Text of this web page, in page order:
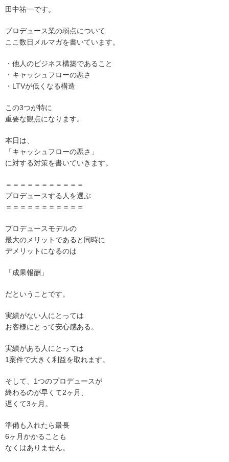
田中祐一です。
プロデュース業の弱点について
ここ数日メルマガを書いています。
・他人のビジネス構築であること
・キャッシュフローの悪さ
・LTVが低くなる構造
この3つが特に
重要な観点になります。
本日は、
「キャッシュフローの悪さ」
に対する対策を書いていきます。
＝＝＝＝＝＝＝＝＝＝＝
プロデュースする人を選ぶ
＝＝＝＝＝＝＝＝＝＝＝
プロデュースモデルの
最大のメリットであると同時に
デメリットになるのは
「成果報酬」
だということです。
実績がない人にとっては
お客様にとって安心感ある。
実績がある人にとっては
1案件で大きく利益を取れます。
そして、1つのプロデュースが
終わるのが早くて2ヶ月、
遅くて3ヶ月。
準備も入れたら最長
6ヶ月かかることも
なくはありません。